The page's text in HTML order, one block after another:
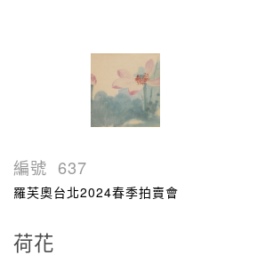
編號 637
羅芙奧台北2024春季拍賣會
荷花